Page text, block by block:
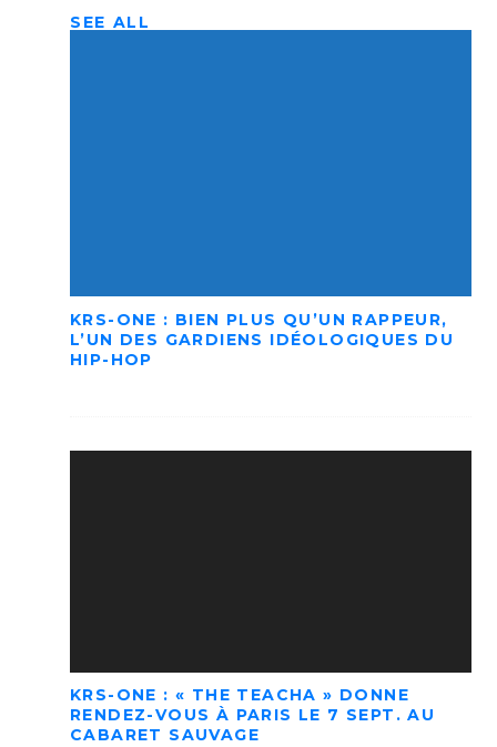
SEE ALL
KRS-ONE : BIEN PLUS QU’UN RAPPEUR,
L’UN DES GARDIENS IDÉOLOGIQUES DU
HIP-HOP
KRS-ONE : « THE TEACHA » DONNE
RENDEZ-VOUS À PARIS LE 7 SEPT. AU
CABARET SAUVAGE